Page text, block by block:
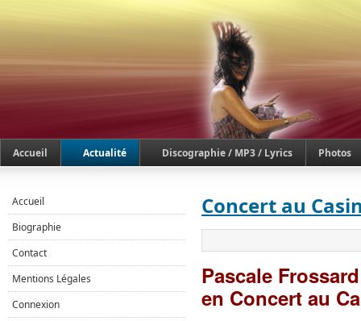
Accueil Actualité Discographie / MP3 / Lyrics Photos
Concert au
Pascale
en Concert au
Accueil
Biographie
Contact
Mentions Légales
Connexion